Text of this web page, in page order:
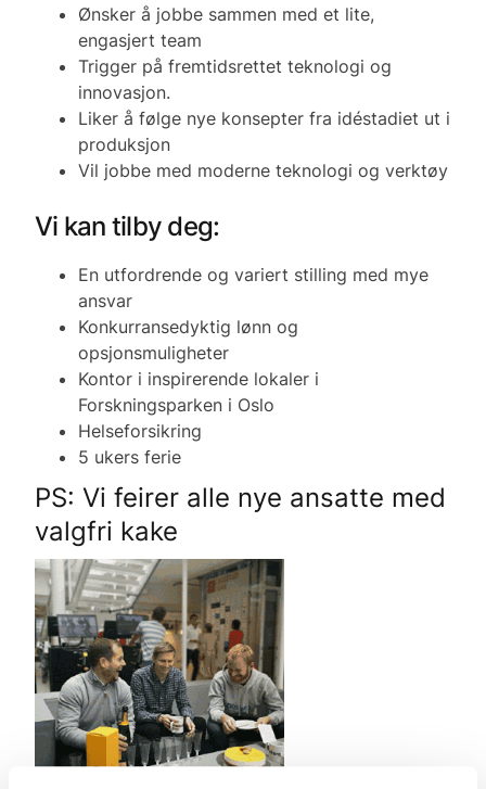
Ønsker å jobbe sammen med et lite,
engasjert team
Trigger på fremtidsrettet teknologi og
innovasjon.
Liker å følge nye konsepter fra idéstadiet ut i
produksjon
Vil jobbe med moderne teknologi og verktøy
Vi kan tilby deg:
En utfordrende og variert stilling med mye
ansvar
Konkurransedyktig lønn og
opsjonsmuligheter
Kontor i inspirerende lokaler i
Forskningsparken i Oslo
Helseforsikring
5 ukers ferie
PS: Vi feirer alle nye ansatte med
valgfri kake